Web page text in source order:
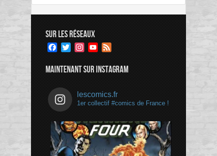
SUR LES RÉSEAUX
Facebook
TwitterInstagramYouTube
MAINTENANT SUR INSTAGRAM
lescomics.fr
1er collectif #comics de France !